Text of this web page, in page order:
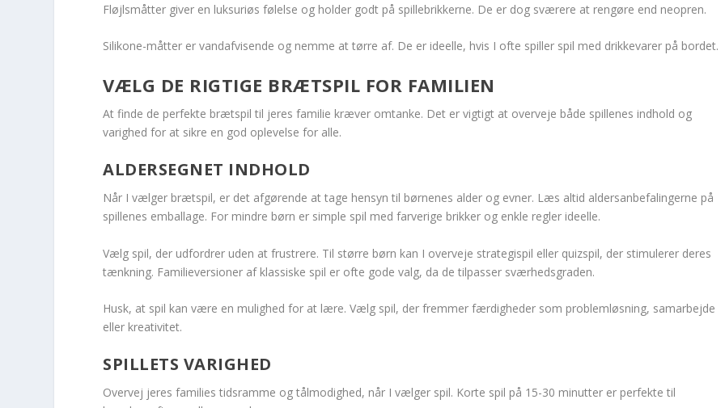
Fløjlsmåtter giver en luksuriøs følelse og holder godt på spillebrikkerne. De er dog sværere at rengøre end neopren.
Silikone-måtter er vandafvisende og nemme at tørre af. De er ideelle, hvis I ofte spiller spil med drikkevarer på bordet.
VÆLG DE RIGTIGE BRÆTSPIL FOR FAMILIEN
At finde de perfekte brætspil til jeres familie kræver omtanke. Det er vigtigt at overveje både spillenes indhold og
varighed for at sikre en god oplevelse for alle.
ALDERSEGNET INDHOLD
Når I vælger brætspil, er det afgørende at tage hensyn til børnenes alder og evner. Læs altid aldersanbefalingerne på
spillenes emballage. For mindre børn er simple spil med farverige brikker og enkle regler ideelle.
Vælg spil, der udfordrer uden at frustrere. Til større børn kan I overveje strategispil eller quizspil, der stimulerer deres
tænkning. Familieversioner af klassiske spil er ofte gode valg, da de tilpasser sværhedsgraden.
Husk, at spil kan være en mulighed for at lære. Vælg spil, der fremmer færdigheder som problemløsning, samarbejde
eller kreativitet.
SPILLETS VARIGHED
Overvej jeres families tidsramme og tålmodighed, når I vælger spil. Korte spil på 15-30 minutter er perfekte til